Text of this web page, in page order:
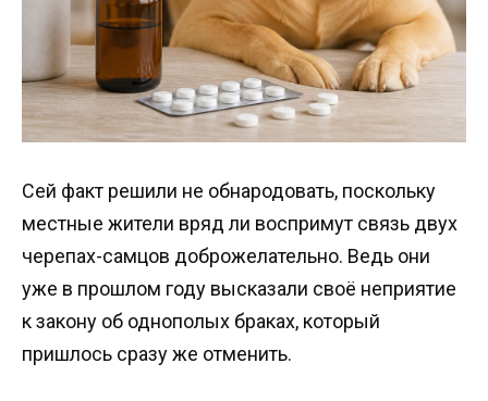
Сей факт решили не обнародовать, поскольку
местные жители вряд ли воспримут связь двух
черепах-самцов доброжелательно. Ведь они
уже в прошлом году высказали своё неприятие
к закону об однополых браках, который
пришлось сразу же отменить.